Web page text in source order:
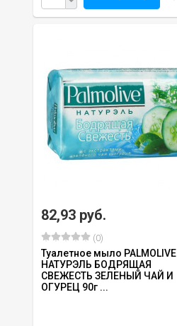
82,93 руб.
(0)
Туалетное мыло PALMOLIVE
НАТУРЭЛЬ БОДРЯЩАЯ
СВЕЖЕСТЬ ЗЕЛЕНЫЙ ЧАЙ И
ОГУРЕЦ 90г ...